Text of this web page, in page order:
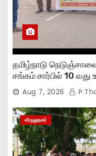
தமிழ்நாடு
சங்கம் சார்பில் 10
Aug 7, 2026
விருதுநகர்